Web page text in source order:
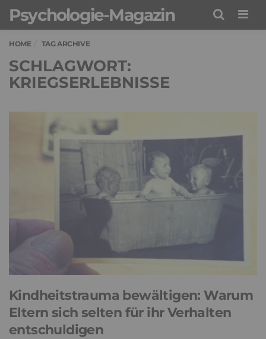
Psychologie-Magazin
HOME TAG ARCHIVE
SCHLAGWORT:
KRIEGSERLEBNISSE
Kindheitstrauma bewältigen: Warum
Eltern sich selten für ihr Verhalten
entschuldigen